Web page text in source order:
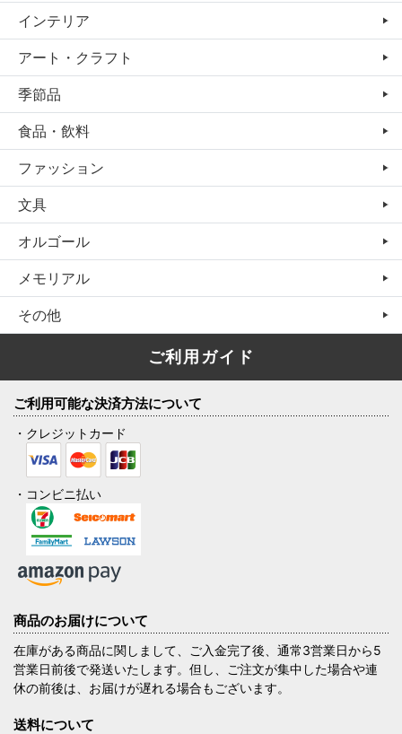
インテリア
アート・クラフト
季節品
食品・飲料
ファッション
文具
オルゴール
メモリアル
その他
ご利用ガイド
ご利用可能な決済方法について
・クレジットカード
・コンビニ払い
商品のお届けについて
在庫がある商品に関しまして、ご入金完了後、通常3営業日から5
営業日前後で発送いたします。但し、ご注文が集中した場合や連
休の前後は、お届けが遅れる場合もございます。
送料について